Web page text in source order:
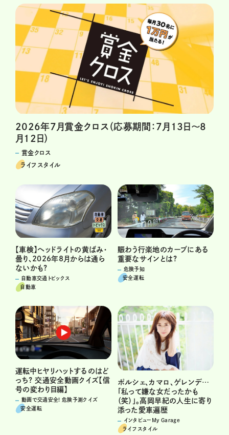
2026年7月賞金クロス（応募期間：7月13日～8
月12日）
賞金クロス
ライフスタイル
【車検】ヘッドライトの黄ばみ・
曇り、2026年8月からは通ら
ないかも?
自動車交通トピックス
自動車
賑わう行楽地のカーブにある
重要なサインとは?
危険予知
安全運転
運転中ヒヤリハットするのはど
っち? 交通安全動画クイズ【信
号の変わり目編】
動画で交通安全! 危険予測クイズ
安全運転
ポルシェ、カマロ、ゲレンデ…
「私って嫌な女だったかも
（笑）」。高岡早紀の人生に寄り
添った愛車遍歴
インタビューMy Garage
ライフスタイル